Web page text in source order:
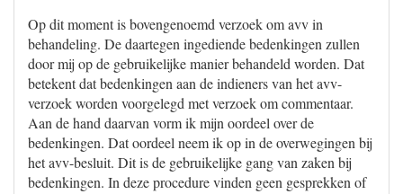
Op dit moment is bovengenoemd verzoek om avv in
behandeling. De daartegen ingediende bedenkingen zullen
door mij op de gebruikelijke manier behandeld worden. Dat
betekent dat bedenkingen aan de indieners van het avv-
verzoek worden voorgelegd met verzoek om commentaar.
Aan de hand daarvan vorm ik mijn oordeel over de
bedenkingen. Dat oordeel neem ik op in de overwegingen bij
het avv-besluit. Dit is de gebruikelijke gang van zaken bij
bedenkingen. In deze procedure vinden geen gesprekken of